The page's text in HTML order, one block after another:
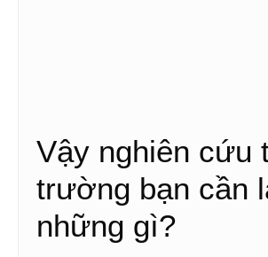
Vậy nghiên cứu
trường bạn cần
những gì?